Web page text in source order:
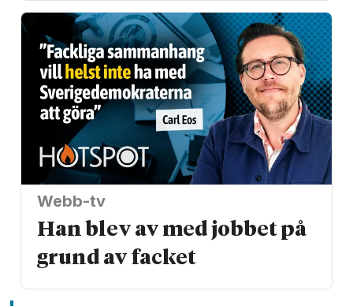
Webb-tv
Han blev av med jobbet på
grund av facket